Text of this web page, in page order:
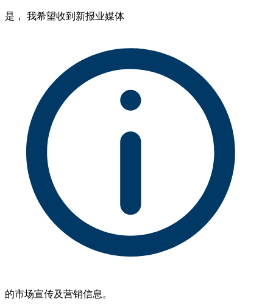
是， 我希望收到新报业媒体
的市场宣传及营销信息。